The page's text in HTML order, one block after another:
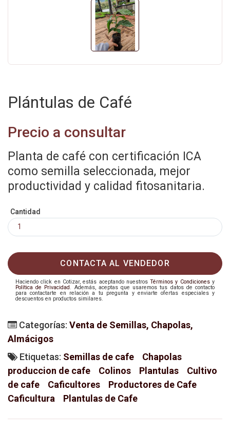
Plántulas de Café
Precio a consultar
Planta de café con certificación ICA
como semilla seleccionada, mejor
productividad y calidad fitosanitaria.
Cantidad
CONTACTA AL VENDEDOR
Haciendo click en Cotizar, estás aceptando nuestrosTérminos y Condicionesy
Política de Privacidad. Además, aceptas que usaremos tus datos de contacto
para contactarte en relación a tu pregunta y enviarte ofertas especiales y
descuentos en productos similares.
Categorías: Venta de Semillas, Chapolas,
Almácigos
Etiquetas: Semillas de cafe
Chapolas
produccion de cafe
Colinos Plantulas
Cultivo
de cafe
Caficultores
Productores de Cafe
Caficultura
Plantulas de Cafe